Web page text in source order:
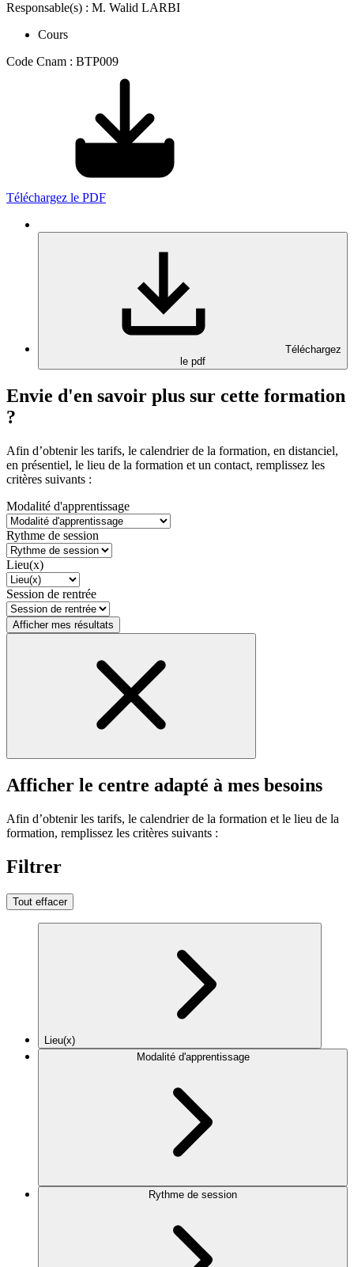
Responsable(s) : M. Walid LARBI
Cours
Code Cnam : BTP009
Téléchargez le PDF
Téléchargez
le pdf
Envie d'en savoir plus sur cette formation
?
Afin d’obtenir les tarifs, le calendrier de la formation, en distanciel,
en présentiel, le lieu de la formation et un contact, remplissez les
critères suivants :
Modalité d'apprentissage
Rythme de session
Lieu(x)
Session de rentrée
Afficher mes résultats
Afficher le centre adapté à mes besoins
Afin d’obtenir les tarifs, le calendrier de la formation et le lieu de la
formation, remplissez les critères suivants :
Filtrer
Tout effacer
Lieu(x)
Modalité d'apprentissage
Rythme de session